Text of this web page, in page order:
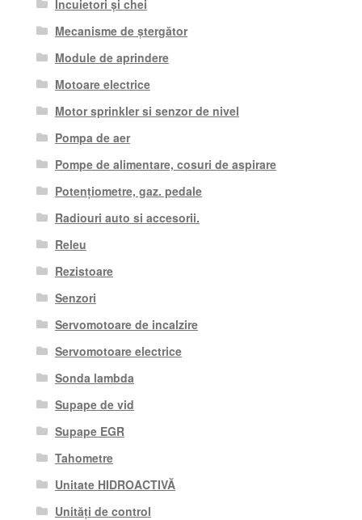
Încuietori și chei
Mecanisme de ștergător
Module de aprindere
Motoare electrice
Motor sprinkler si senzor de nivel
Pompa de aer
Pompe de alimentare, cosuri de aspirare
Potențiometre, gaz. pedale
Radiouri auto si accesorii.
Releu
Rezistoare
Senzori
Servomotoare de incalzire
Servomotoare electrice
Sonda lambda
Supape de vid
Supape EGR
Tahometre
Unitate HIDROACTIVĂ
Unități de control